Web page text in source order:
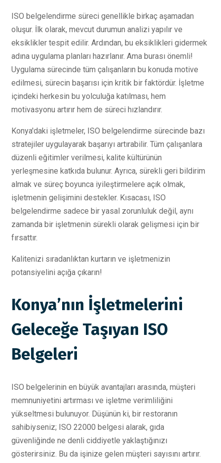
ISO belgelendirme süreci genellikle birkaç aşamadan
oluşur. İlk olarak, mevcut durumun analizi yapılır ve
eksiklikler tespit edilir. Ardından, bu eksiklikleri gidermek
adına uygulama planları hazırlanır. Ama burası önemli!
Uygulama sürecinde tüm çalışanların bu konuda motive
edilmesi, sürecin başarısı için kritik bir faktördür. İşletme
içindeki herkesin bu yolculuğa katılması, hem
motivasyonu artırır hem de süreci hızlandırır.
Konya'daki işletmeler, ISO belgelendirme sürecinde bazı
stratejiler uygulayarak başarıyı artırabilir. Tüm çalışanlara
düzenli eğitimler verilmesi, kalite kültürünün
yerleşmesine katkıda bulunur. Ayrıca, sürekli geri bildirim
almak ve süreç boyunca iyileştirmelere açık olmak,
işletmenin gelişimini destekler. Kısacası, ISO
belgelendirme sadece bir yasal zorunluluk değil, aynı
zamanda bir işletmenin sürekli olarak gelişmesi için bir
fırsattır.
Kalitenizi sıradanlıktan kurtarın ve işletmenizin
potansiyelini açığa çıkarın!
Konya’nın İşletmelerini
Geleceğe Taşıyan ISO
Belgeleri
ISO belgelerinin en büyük avantajları arasında, müşteri
memnuniyetini artırması ve işletme verimliliğini
yükseltmesi bulunuyor. Düşünün ki, bir restoranın
sahibiyseniz; ISO 22000 belgesi alarak, gıda
güvenliğinde ne denli ciddiyetle yaklaştığınızı
gösterirsiniz. Bu da işinize gelen müşteri sayısını artırır.